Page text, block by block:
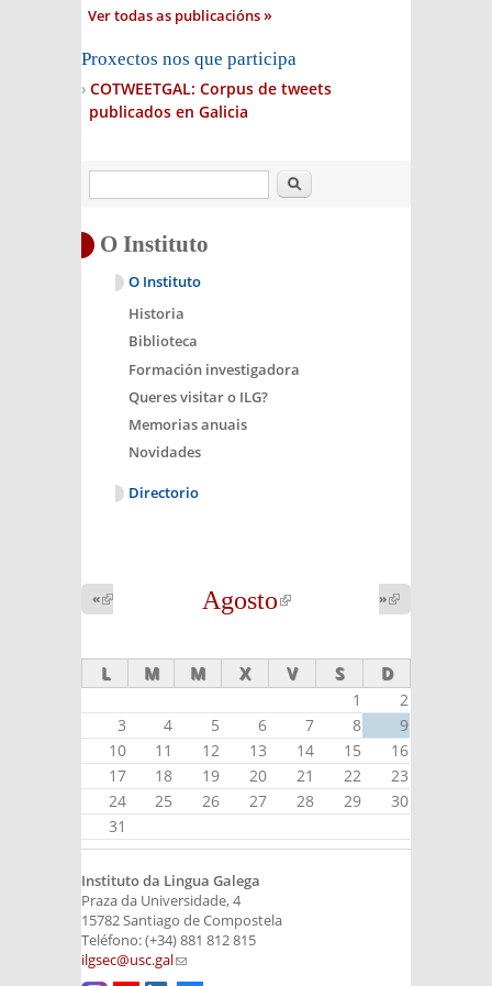
Ver todas as publicacións
Proxectos nos que participa
COTWEETGAL: Corpus de tweets
publicados en Galicia
Buscar
O Instituto
O Instituto
Historia
Biblioteca
Formación investigadora
Queres visitar o ILG?
Memorias anuais
Novidades
Directorio
Agosto
(link is
«
external)
»
external)
L M M X V S D
1
2
3
4 5 6 7 8
9
10
11 12 13 14 15
16
17
18 19 20 21 22
23
24
25 26 27 28 29
30
31
Instituto da Lingua Galega
Praza da Universidade, 4
15782 Santiago de Compostela
Teléfono: (+34) 881 812 815
ilgsec@usc.gal(link sends e-mail)